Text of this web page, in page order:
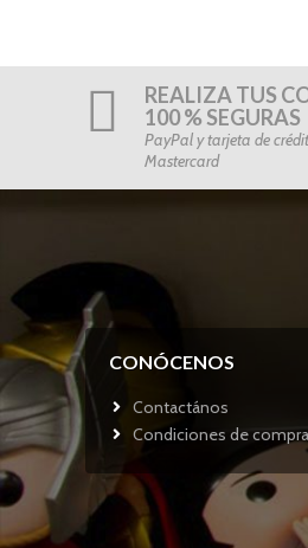
REALIZA TUS
100 % SEGURAS
PayPal y tarjeta de
Mastercard
CONÓCENOS
Contactános
Condiciones de compra